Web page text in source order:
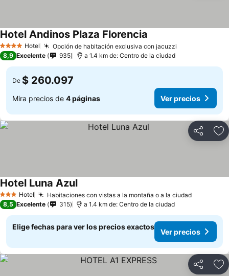
4 EstrellasHotel Opción de habitación exclusiva con jacuzzi
Hotel Andinos Plaza Florencia
8,9 Excelente 935 a 1.4 km de: Centro de la ciudad
De $ 260.097
Mira precios de 4 páginas Ver precios
Compartir
3 Estrellas
Hotel Habitaciones con vistas a la montaña o a la ciudad
Hotel Luna Azul
8,5 Excelente 315 a 1.4 km de: Centro de la ciudad
Elige fechas para ver los precios exactos
Ver precios
Compartir